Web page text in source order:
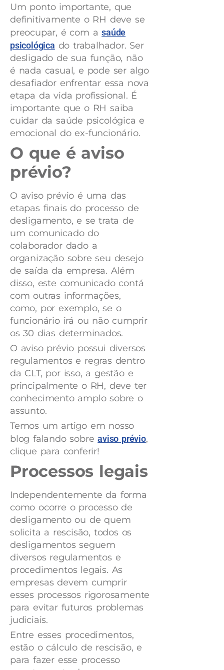
Um ponto importante, que
definitivamente o RH deve se
preocupar, é com asaúde
psicológica do trabalhador. Ser
desligado de sua função, não
é nada casual, e pode ser algo
desafiador enfrentar essa nova
etapa da vida profissional. É
importante que o RH saiba
cuidar da saúde psicológica e
emocional do ex-funcionário.
O que é aviso
prévio?
O aviso prévio é uma das
etapas finais do processo de
desligamento, e se trata de
um comunicado do
colaborador dado a
organização sobre seu desejo
de saída da empresa. Além
disso, este comunicado contá
com outras informações,
como, por exemplo, se o
funcionário irá ou não cumprir
os 30 dias determinados.
O aviso prévio possui diversos
regulamentos e regras dentro
da CLT, por isso, a gestão e
principalmente o RH, deve ter
conhecimento amplo sobre o
assunto.
Temos um artigo em nosso
blog falando sobreaviso prévio,
clique para conferir!
Processos legais
Independentemente da forma
como ocorre o processo de
desligamento ou de quem
solicita a rescisão, todos os
desligamentos seguem
diversos regulamentos e
procedimentos legais. As
empresas devem cumprir
esses processos rigorosamente
para evitar futuros problemas
judiciais.
Entre esses procedimentos,
estão o cálculo de rescisão, e
para fazer esse processo